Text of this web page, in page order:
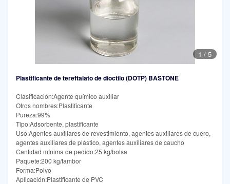
1 / 5
Plastificante de tereftalato de dioctilo (DOTP) BASTONE
Clasificación:Agente químico auxiliar
Otros nombres:Plastificante
Pureza:99%
Tipo:Adsorbente, plastificante
Uso:Agentes auxiliares de revestimiento, agentes auxiliares de cuero,
agentes auxiliares de plástico, agentes auxiliares de caucho
Cantidad mínima de pedido:25 kg/bolsa
Paquete:200 kg/tambor
Forma:Polvo
Aplicación:Plastificante de PVC